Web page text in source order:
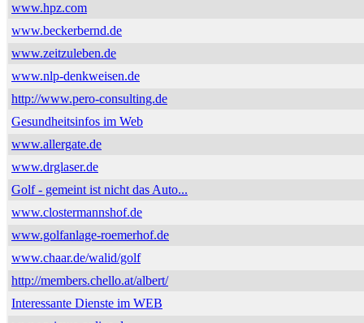
www.hpz.com
www.beckerbernd.de
www.zeitzuleben.de
www.nlp-denkweisen.de
http://www.pero-consulting.de
Gesundheitsinfos im Web
www.allergate.de
www.drglaser.de
Golf - gemeint ist nicht das Auto...
www.clostermannshof.de
www.golfanlage-roemerhof.de
www.chaar.de/walid/golf
http://members.chello.at/albert/
Interessante Dienste im WEB